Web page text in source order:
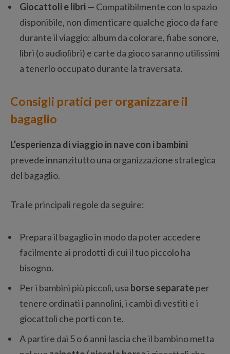
Giocattoli e libri— Compatibilmente con lo spazio
disponibile, non dimenticare qualche gioco da fare
durante il viaggio: album da colorare, fiabe sonore,
libri (o audiolibri) e carte da gioco saranno utilissimi
a tenerlo occupato durante la traversata.
Consigli pratici per organizzare il
bagaglio
L’esperienza di viaggio in nave con i bambini
prevede innanzitutto una organizzazione strategica
del bagaglio.
Tra le principali regole da seguire:
Prepara il bagaglio in modo da poter accedere
facilmente ai prodotti di cui il tuo piccolo ha
bisogno.
Per i bambini più piccoli, usa borse separateper
tenere ordinati i pannolini, i cambi di vestiti e i
giocattoli che porti con te.
A partire dai 5 o 6 anni lascia che il bambino metta